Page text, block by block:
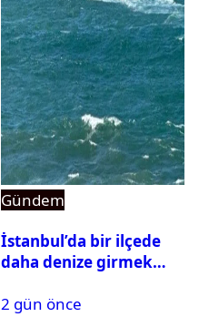
Gündem
İstanbul’da bir ilçede
daha denize girmek
2 gün önce